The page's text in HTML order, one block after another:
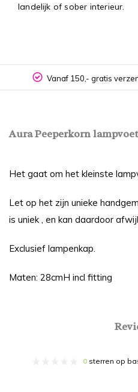
landelijk of sober interieur.
Vanaf 150,- gratis
Aura Peeperkorn
Het gaat om het kleinste
Let op het zijn unieke
is uniek , en kan daardoor
Exclusief lampenkap.
Maten: 28cmH incl fitting
0 sterren op